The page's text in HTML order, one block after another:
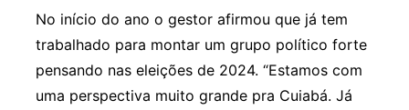
No início do ano o gestor afirmou que já tem
trabalhado para montar um grupo político forte
pensando nas eleições de 2024. “Estamos com
uma perspectiva muito grande pra Cuiabá. Já